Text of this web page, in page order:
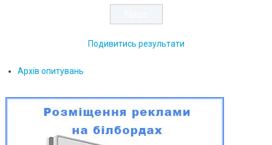
Подивитись результати
Архів опитувань